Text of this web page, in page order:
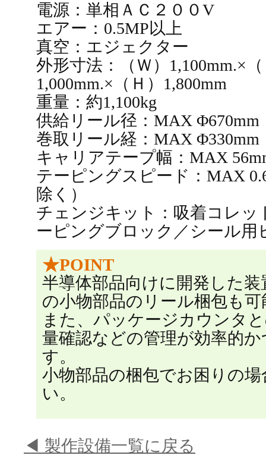
電源：単相ＡＣ２００V
エアー：0.5MP以上
真空：エジェクター
外形寸法：（Ｗ）1,100mm.×
1,000mm.×（Ｈ）1,800mm
重量：約1,100kg
供給リール径：MAX Φ670mm
巻取リール経：MAX Φ330mm
キャリアテープ幅：MAX
テーピングスピード：MAX
除く）
チェンジキット：吸着コレッ
ーピングブロック／シール用
★POINT
半導体部品向けに開発した
の小物部品のリール梱包も
また、パッケージカウンタ
量確認などの管理が効率的
す。
小物部品の梱包でお困りの
い。
◀ 製作設備一覧に戻る